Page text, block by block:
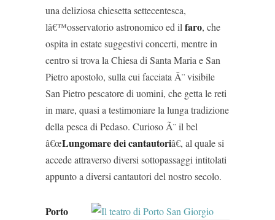
una deliziosa chiesetta settecentesca,
lâ€™osservatorio astronomico ed il faro, che
ospita in estate suggestivi concerti, mentre in
centro si trova la Chiesa di Santa Maria e San
Pietro apostolo, sulla cui facciata Ã¨ visibile
San Pietro pescatore di uomini, che getta le reti
in mare, quasi a testimoniare la lunga tradizione
della pesca di Pedaso. Curioso Ã¨ il bel
â€œLungomare dei cantautoriâ€, al quale si
accede attraverso diversi sottopassaggi intitolati
appunto a diversi cantautori del nostro secolo.
Porto